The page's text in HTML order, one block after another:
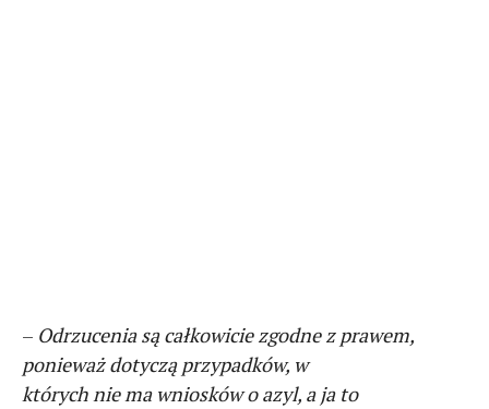
– Odrzucenia są całkowicie zgodne z prawem,
ponieważ dotyczą przypadków, w
których nie ma wniosków o azyl, a ja to